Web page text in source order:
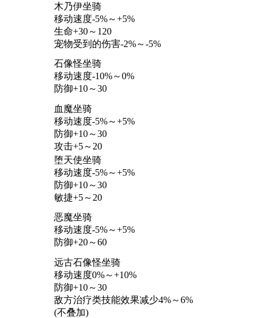
木乃伊坐骑
移动速度-5%～+5%
生命+30～120
宠物受到的伤害-2%～-5%
石像怪坐骑
移动速度-10%～0%
防御+10～30
血魔坐骑
移动速度-5%～+5%
防御+10～30
攻击+5～20
堕天使坐骑
移动速度-5%～+5%
防御+10～30
敏捷+5～20
恶魔坐骑
移动速度-5%～+5%
防御+20～60
远古石像怪坐骑
移动速度0%～+10%
防御+10～30
敌方治疗类技能效果减少4%～6%
(不叠加)